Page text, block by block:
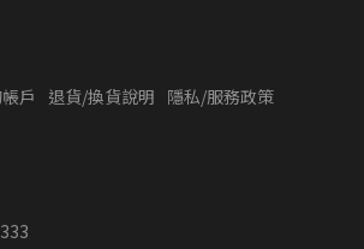
戶 退貨/換貨說明 隱私/服務政策